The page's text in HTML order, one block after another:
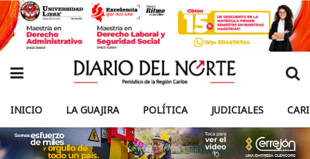
INICIO LA GUAJIRA POLÍTICA JUDICIALES